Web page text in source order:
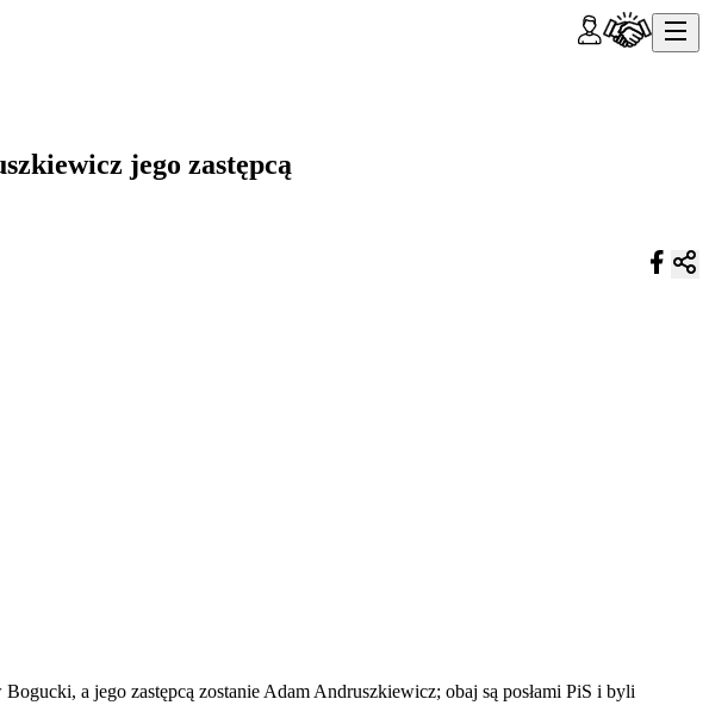
jego zastępcą
a jego zastępcą zostanie Adam Andruszkiewicz; obaj są posłami PiS i byli